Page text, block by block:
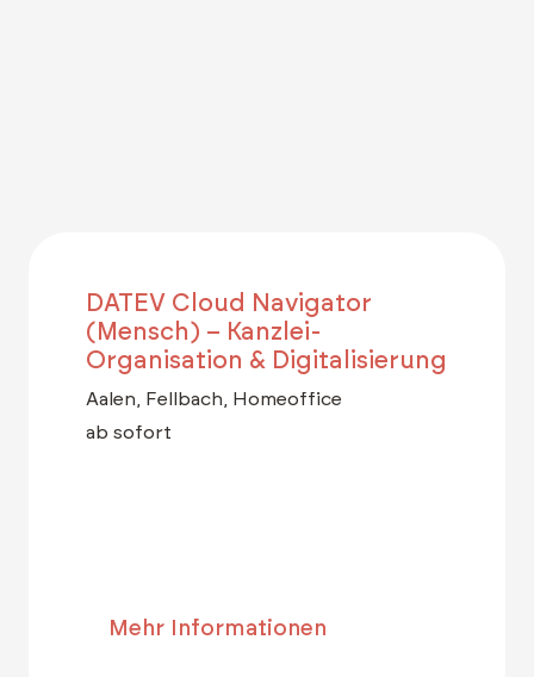
DATEV Cloud Navigator
(Mensch) – Kanzlei-
Organisation & Digitalisierung
Aalen, Fellbach, Homeoffice
ab sofort
Mehr Informationen